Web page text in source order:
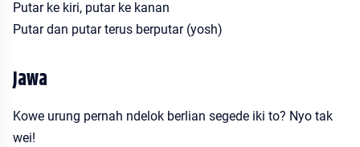
Putar ke kiri, putar ke kanan
Putar dan putar terus berputar (yosh)
Jawa
Kowe urung pernah ndelok berlian segede iki to? Nyo tak
wei!